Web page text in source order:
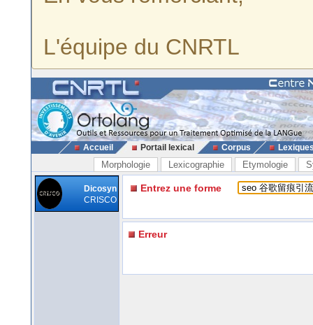
L'équipe du CNRTL
Accueil Portail lexical Corpus
Morphologie Lexicographie Etymologie
Dicosyn
CRISCO
Entrez une forme
Erreur